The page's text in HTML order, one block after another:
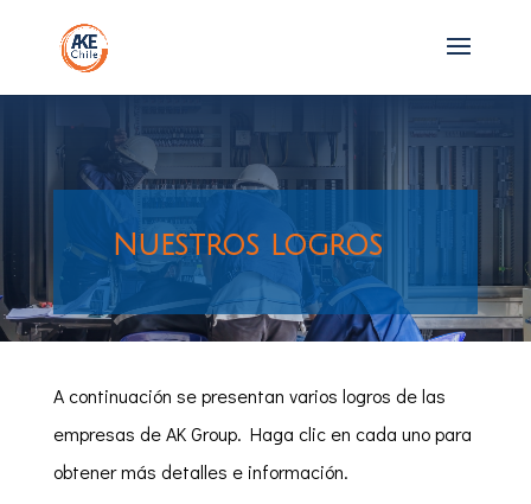
Nuestros logros
A continuación se presentan varios logros de las
empresas de AK Group. Haga clic en cada uno para
obtener más detalles e información.